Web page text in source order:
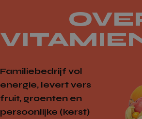
Familiebedrijf vol
energie, levert vers
fruit, groenten en
persoonlijke (kerst)